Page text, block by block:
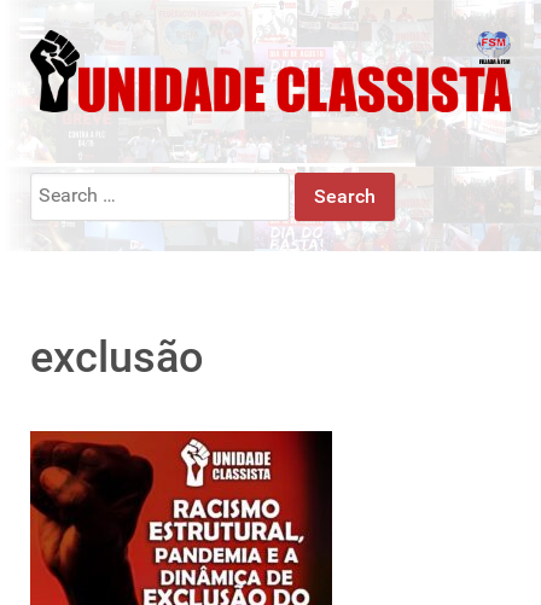
Search
exclusão